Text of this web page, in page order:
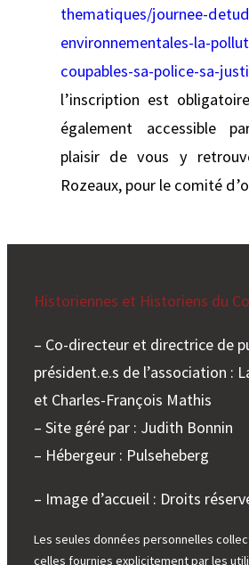
thematiques/journee-
environnementales-la-
coupables-sa-police-sa-
l’inscription est
également accessible
plaisir de vous y
Rozeaux, pour le comité
Historiennes et Historiens du
– Co-directeur et directrice de
président.e.s de l’association :
et Charles-François Mathis
– Site géré par : Judith Bonnin
– Hébergeur : Pulseheberg
– Image d’accueil : Droits
Les seules données personnelles
celles fournies explicitement par les